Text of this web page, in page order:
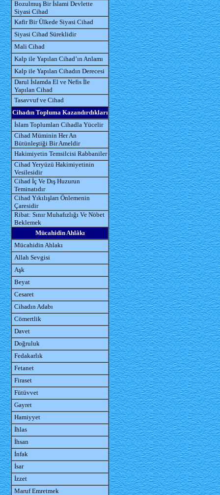
Bozulmuş Bir İslami Devlette
Siyasi Cihad
Kafir Bir Ülkede Siyasi Cihad
Siyasi Cihad Süreklidir
Mali Cihad
Kalp ile Yapılan Cihad’ın Anlamı
Kalp ile Yapılan Cihadın Derecesi
Darul İslamda El ve Nefis İle
Yapılan Cihad
Tasavvuf ve Cihad
Cihadın Topluma Kazandırdıkları
İslam Toplumları Cihadla Yücelir
Cihad Müminin Her An
Bütünleştiği Bir Ameldir
Hakimiyetin Temsilcisi Rabbaniler
Cihad Yeryüzü Hakimiyetinin
Vesilesidir
Cihad İç Ve Dış Huzurun
Teminatıdır
Cihad Yıkılışları Önlemenin
Çaresidir
Ribat: Sınır Muhafızlığı Ve Nöbet
Beklemek
Mücahidin Ahlâkı
Mücahidin Ahlakı
Allah Sevgisi
Aşk
Beyat
Cesaret
Cihadın Adabı
Cömertlik
Davet
Doğruluk
Fedakarlık
Fetanet
Firaset
Fütüvvet
Gayret
Hamiyyet
İhlas
İhsan
İnfak
İsar
İzzet
Maruf Emretmek